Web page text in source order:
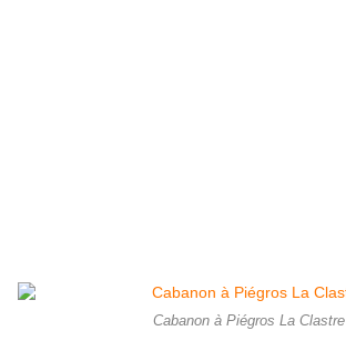
Cabanon à Piégros La Clastre